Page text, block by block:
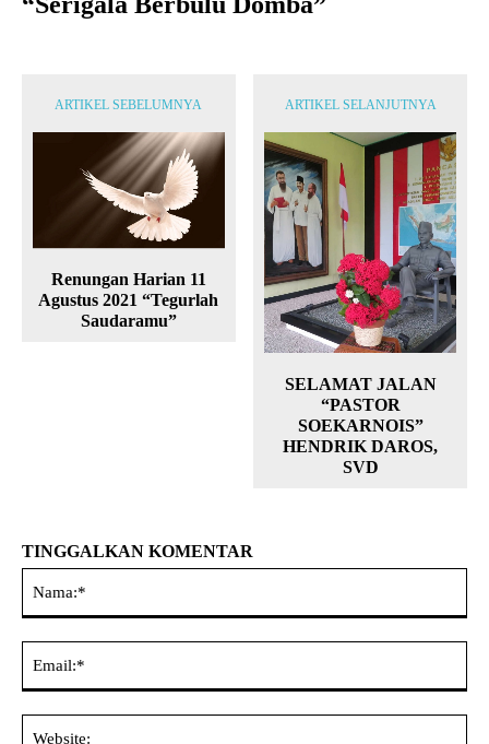
ARTIKEL SEBELUMNYA
Renungan Harian 11
Agustus 2021 “Tegurlah
Saudaramu”
ARTIKEL SELANJUTNYA
SELAMAT JALAN
“PASTOR
SOEKARNOIS”
HENDRIK DAROS,
SVD
TINGGALKAN KOMENTAR